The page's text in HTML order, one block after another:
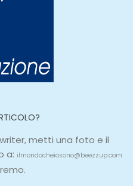
writer, metti una foto e il
a: ilmondocheiosono@beezzup.com